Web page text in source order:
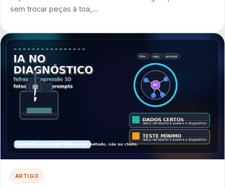
sem trocar peças à toa,…
ARTIGO